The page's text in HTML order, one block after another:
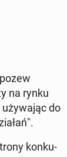
na rynku
do
kon­ku­